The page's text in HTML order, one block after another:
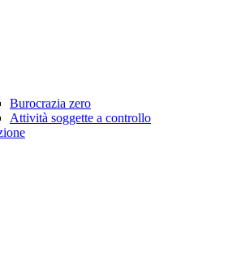
Burocrazia zero
Attività soggette a controllo